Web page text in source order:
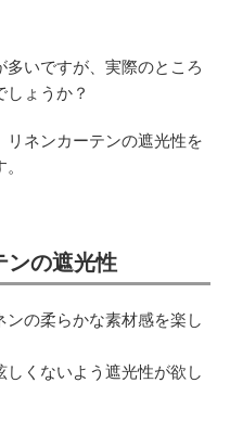
多いですが、実際のところ
しょうか？
ネンカーテンの遮光性を
ンの遮光性
の柔らかな素材感を楽し
くないよう遮光性が欲し